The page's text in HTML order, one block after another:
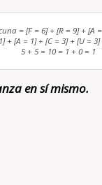
= [F = 6] + [R = 9] + [A
+ [A = 1] + [C = 3] + [U =
5 + 5 = 10 = 1 + 0 = 1
en sí mismo.